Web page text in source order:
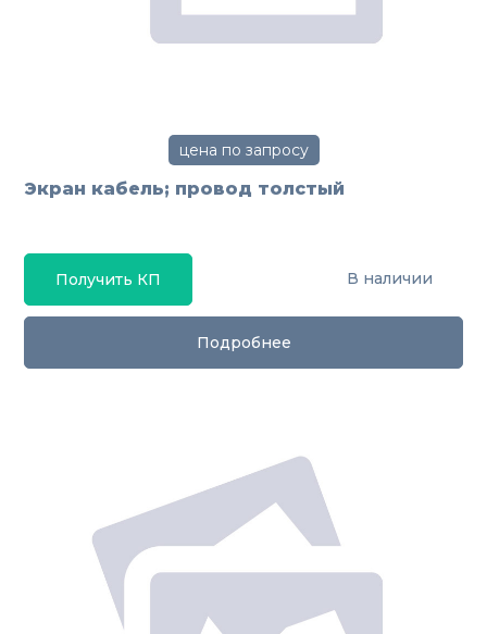
цена по запросу
Экран кабель; провод толстый
Получить КП В наличии
Подробнее